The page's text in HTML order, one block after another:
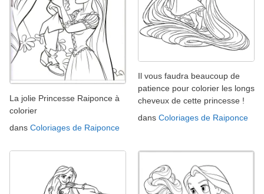
La jolie Princesse Raiponce à
colorier
dans Coloriages de Raiponce
Il vous faudra beaucoup de
patience pour colorier les longs
cheveux de cette princesse !
dans Coloriages de Raiponce